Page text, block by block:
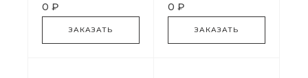
0 ₽
ЗАКАЗАТЬ
0 ₽
ЗАКАЗАТЬ